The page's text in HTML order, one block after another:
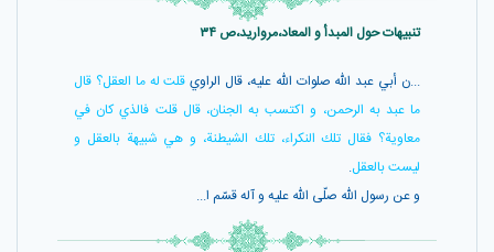
تنبیهات حول المبدأ و المعاد،مروارید،ص ۳۴
...ن أبي عبد اللّه صلوات اللّه عليه، قال الراوي قلت له ما العقل؟ قال
ما عبد به الرحمن، و اكتسب به الجنان، قال قلت فالذي كان في
معاوية؟ فقال تلك النكراء، تلك الشيطنة، و هي شبيهة بالعقل و
ليست بالعقل.
و عن رسول اللّه صلّى اللّه عليه و آله قسّم ا...